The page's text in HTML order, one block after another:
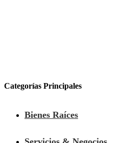
Categorías Principales
Bienes Raíces